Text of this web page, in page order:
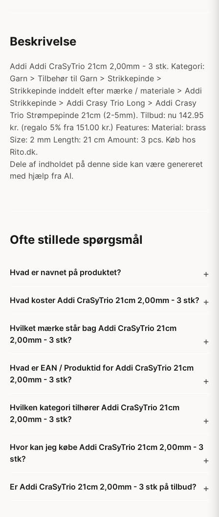
Beskrivelse
Addi Addi CraSyTrio 21cm 2,00mm - 3 stk. Kategori:
Garn > Tilbehør til Garn > Strikkepinde >
Strikkepinde inddelt efter mærke / materiale > Addi
Strikkepinde > Addi Crasy Trio Long > Addi Crasy
Trio Strømpepinde 21cm (2-5mm). Tilbud: nu 142.95
kr. (regalo 5% fra 151.00 kr.) Features: Material: brass
Size: 2 mm Length: 21 cm Amount: 3 pcs. Køb hos
Rito.dk.
Dele af indholdet på denne side kan være genereret
med hjælp fra AI.
Ofte stillede spørgsmål
Hvad er navnet på produktet?
Hvad koster Addi CraSyTrio 21cm 2,00mm - 3 stk?
Hvilket mærke står bag Addi CraSyTrio 21cm
2,00mm - 3 stk?
Hvad er EAN / Produktid for Addi CraSyTrio 21cm
2,00mm - 3 stk?
Hvilken kategori tilhører Addi CraSyTrio 21cm
2,00mm - 3 stk?
Hvor kan jeg købe Addi CraSyTrio 21cm 2,00mm - 3
stk?
Er Addi CraSyTrio 21cm 2,00mm - 3 stk på tilbud?